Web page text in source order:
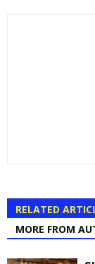
RELATED
MORE FROM